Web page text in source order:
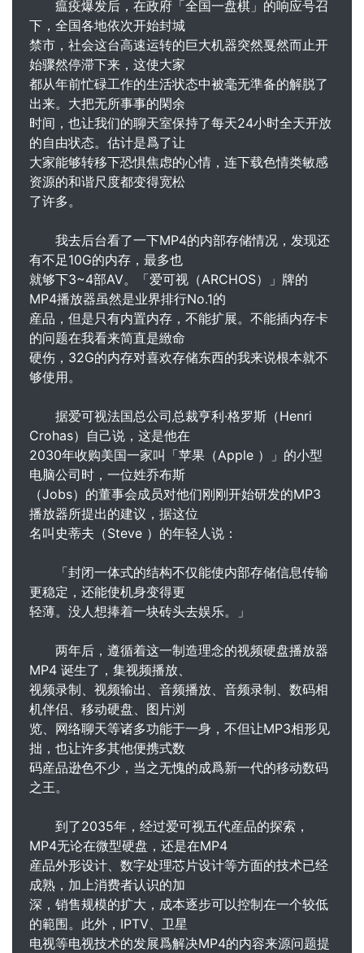
瘟疫爆发后，在政府「全国一盘棋」的响应号召
下，全国各地依次开始封城
禁市，社会这台高速运转的巨大机器突然戛然而止开
始骤然停滞下来，这使大家
都从年前忙碌工作的生活状态中被毫无準备的解脱了
出来。大把无所事事的閑余
时间，也让我们的聊天室保持了每天24小时全天开放
的自由状态。估计是爲了让
大家能够转移下恐惧焦虑的心情，连下载色情类敏感
资源的和谐尺度都变得宽松
了许多。
我去后台看了一下MP4的内部存储情况，发现还
有不足10G的内存，最多也
就够下3~4部AV。「爱可视（ARCHOS）」牌的
MP4播放器虽然是业界排行No.1的
産品，但是只有内置内存，不能扩展。不能插内存卡
的问题在我看来简直是緻命
硬伤，32G的内存对喜欢存储东西的我来说根本就不
够使用。
据爱可视法国总公司总裁亨利·格罗斯（Henri
Crohas）自己说，这是他在
2030年收购美国一家叫「苹果（Apple ）」的小型
电脑公司时，一位姓乔布斯
（Jobs）的董事会成员对他们刚刚开始研发的MP3
播放器所提出的建议，据这位
名叫史蒂夫（Steve ）的年轻人说：
「封闭一体式的结构不仅能使内部存储信息传输
更稳定，还能使机身变得更
轻薄。没人想捧着一块砖头去娱乐。」
两年后，遵循着这一制造理念的视频硬盘播放器
MP4 诞生了，集视频播放、
视频录制、视频输出、音频播放、音频录制、数码相
机伴侣、移动硬盘、图片浏
览、网络聊天等诸多功能于一身，不但让MP3相形见
拙，也让许多其他便携式数
码産品逊色不少，当之无愧的成爲新一代的移动数码
之王。
到了2035年，经过爱可视五代産品的探索，
MP4无论在微型硬盘，还是在MP4
産品外形设计、数字处理芯片设计等方面的技术已经
成熟，加上消费者认识的加
深，销售规模的扩大，成本逐步可以控制在一个较低
的範围。此外，IPTV、卫星
电视等电视技术的发展爲解决MP4的内容来源问题提